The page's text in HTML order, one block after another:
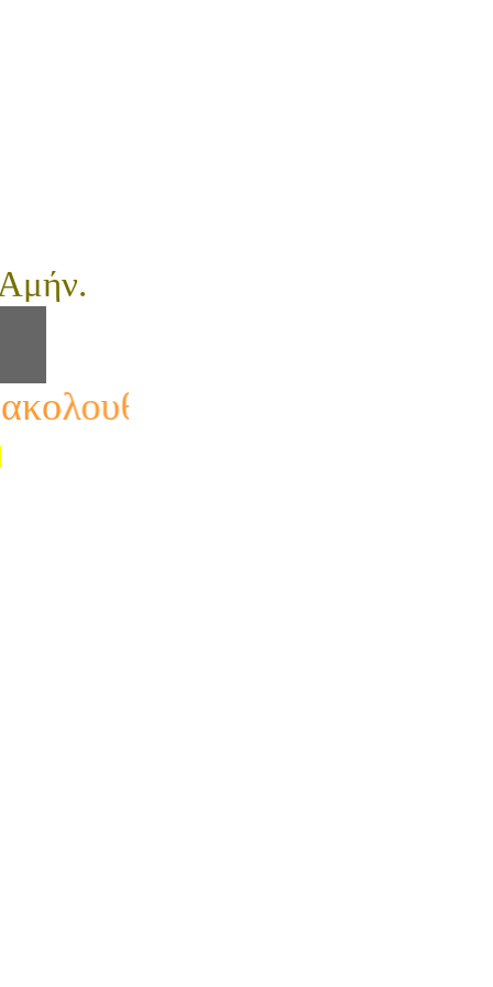
θέλω να μάθει